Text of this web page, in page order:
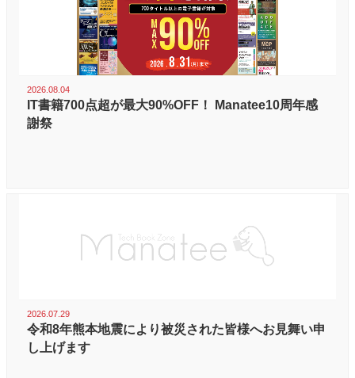
2026.08.04
IT書籍700点超が最大90%OFF！ Manatee10周年感
謝祭
2026.07.29
令和8年熊本地震により被災された皆様へお見舞い申
し上げます